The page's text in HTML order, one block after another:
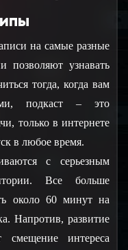
на самые разные
узнавать
тогда, когда вам
подкаст – это
только в интернете
в любое время.
с серьезным
Все больше
около 60 минут на
Напротив, развитие
смещение интереса